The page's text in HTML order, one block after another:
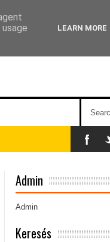
Admin
Admin
Keresés
LEARN MORE